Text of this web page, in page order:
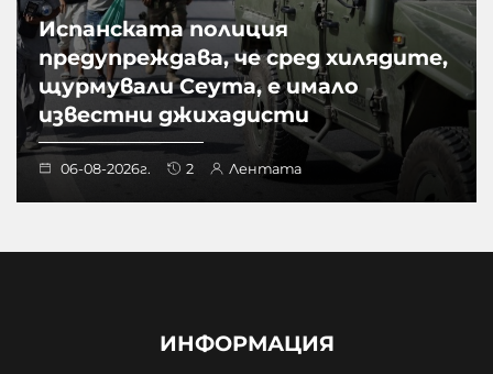
Испанската полиция
предупреждава, че сред хилядите,
щурмували Сеута, е имало
известни джихадисти
06-08-2026г. 2 Лентата
ИНФОРМАЦИЯ